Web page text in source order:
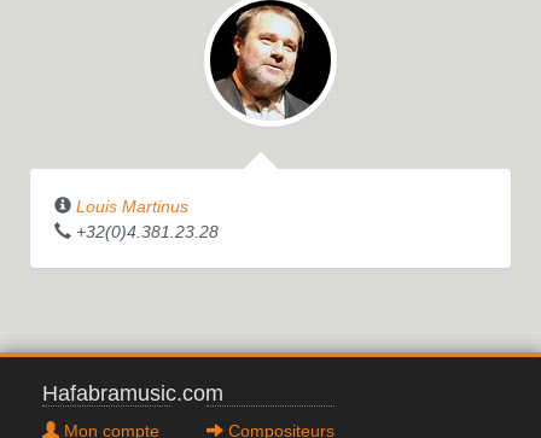
Louis Martinus
+32(0)4.381.23.28
Hafabramusic.com
Mon compte Compositeurs